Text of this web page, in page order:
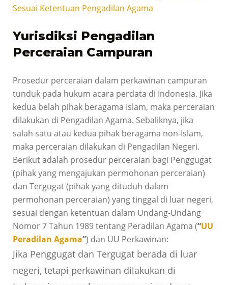
Sesuai Ketentuan Pengadilan Agama
Yurisdiksi Pengadilan
Perceraian Campuran
Prosedur perceraian dalam perkawinan campuran
tunduk pada hukum acara perdata di Indonesia. Jika
kedua belah pihak beragama Islam, maka perceraian
dilakukan di Pengadilan Agama. Sebaliknya, jika
salah satu atau kedua pihak beragama non-Islam,
maka perceraian dilakukan di Pengadilan Negeri.
Berikut adalah prosedur perceraian bagi Penggugat
(pihak yang mengajukan permohonan perceraian)
dan Tergugat (pihak yang dituduh dalam
permohonan perceraian) yang tinggal di luar negeri,
sesuai dengan ketentuan dalam Undang-Undang
Nomor 7 Tahun 1989 tentang Peradilan Agama (“UU
Peradilan Agama”) dan UU Perkawinan:
Jika Penggugat dan Tergugat berada di luar
negeri, tetapi perkawinan dilakukan di